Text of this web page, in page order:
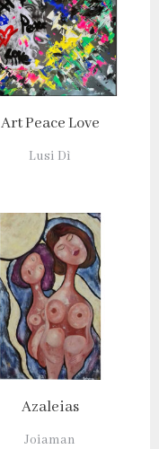
Art Peace Love
Lusi Dì
Azaleias
Joiaman